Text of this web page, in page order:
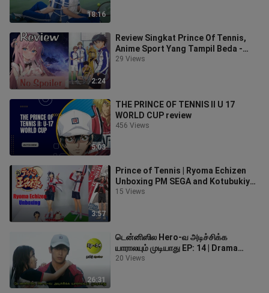
18:16
2:24
Review Singkat Prince Of Tennis,
Anime Sport Yang Tampil Beda -
Anime Review
29 Views
5:03
THE PRINCE OF TENNIS II U 17
WORLD CUP review
456 Views
3:57
Prince of Tennis | Ryoma Echizen
Unboxing PM SEGA and Kotubukiya
Figure
15 Views
26:31
டென்னிஸில Hero-வ அடிச்சிக்க
யாராலயும் முடியாது EP: 14 | Drama
Tamil Review
20 Views